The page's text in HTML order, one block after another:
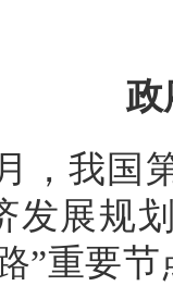
政
，我
发展规
”重要